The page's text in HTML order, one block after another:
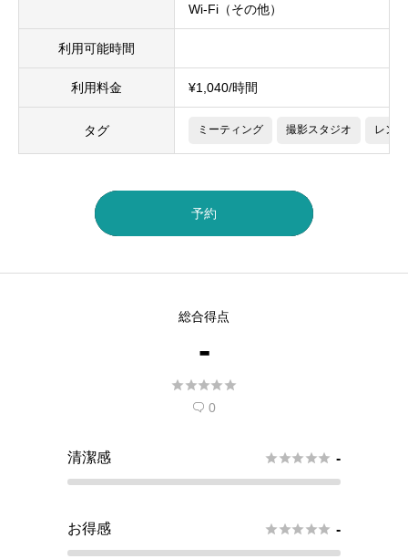
Wi-Fi（その他）
利用可能時間
利用料金 ¥1,040/時間
タグ ミーティング 撮影スタジオ レン
予約
総合得点
-

 0
清潔感  -
お得感  -